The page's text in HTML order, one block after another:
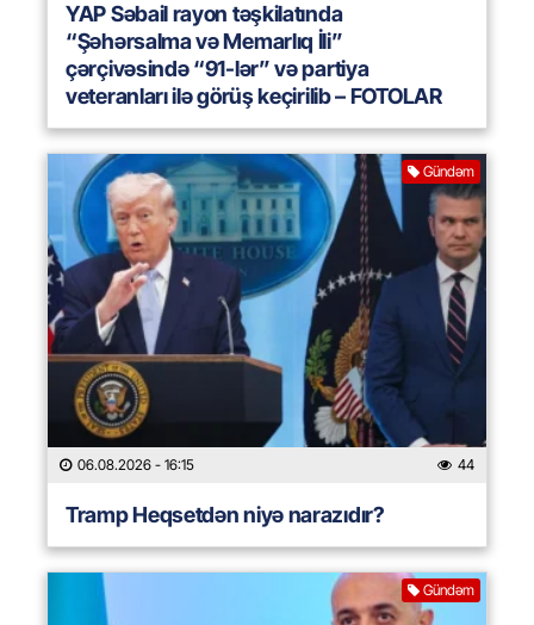
YAP Səbail rayon təşkilatında
“Şəhərsalma və Memarlıq İli”
çərçivəsində “91-lər” və partiya
veteranları ilə görüş keçirilib – FOTOLAR
Gündəm
06.08.2026 - 16:15 44
Tramp Heqsetdən niyə narazıdır?
Gündəm